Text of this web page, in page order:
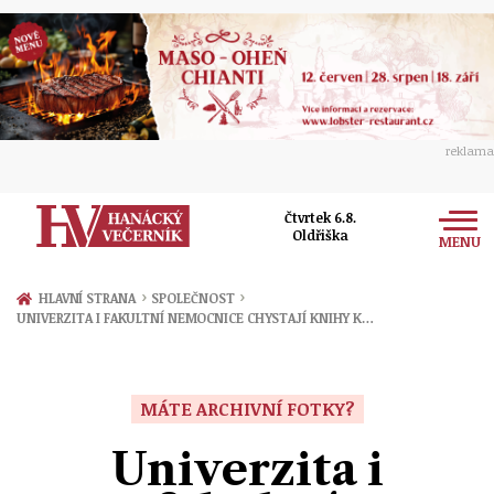
reklama
Čtvrtek 6.8.
Oldřiška
MENU
Zprávy
Ekonomika
HLAVNÍ STRANA › SPOLEČNOST ›
UNIVERZITA I FAKULTNÍ NEMOCNICE CHYSTAJÍ KNIHY K…
MÁTE ARCHIVNÍ FOTKY?
Univerzita i